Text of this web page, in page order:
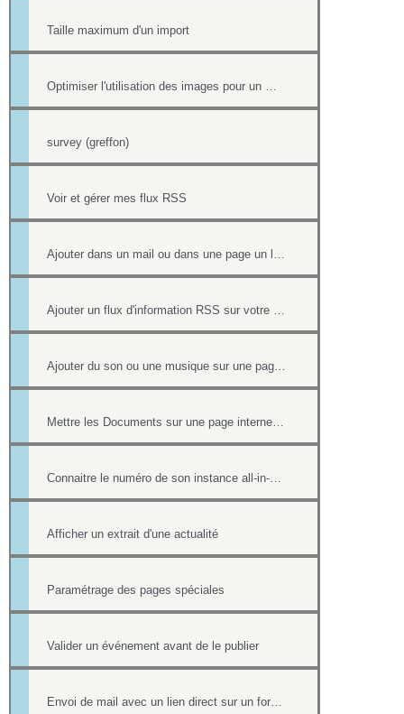
Taille maximum d'un import
Optimiser l'utilisation des images pour un meilleur référencement
survey (greffon)
Voir et gérer mes flux RSS
Ajouter dans un mail ou dans une page un lien vers un document stocké dans l'onglet Document
Ajouter un flux d'information RSS sur votre site internet
Ajouter du son ou une musique sur une page de votre site
Mettre les Documents sur une page internet ou intranet
Connaitre le numéro de son instance all-in-web ou le numéro d'une page
Afficher un extrait d'une actualité
Paramétrage des pages spéciales
Valider un événement avant de le publier
Envoi de mail avec un lien direct sur un formulaire, pré-rempli avec les informations du contact